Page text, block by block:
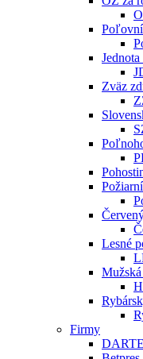
Zväz
Lesné
Firmy